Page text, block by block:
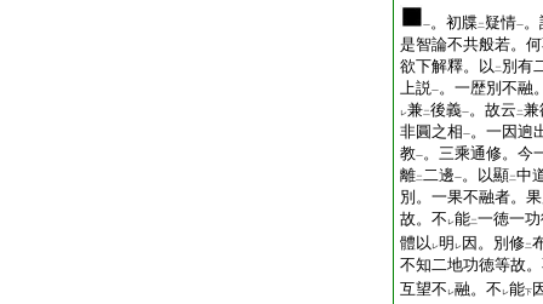
一。初牒二 疑情一。
是智論不共般若。
欲下解釋。以 二 別有
上説一。一歴別不融
レ兼二後義一。故云 二兼
非圓之相一。一因逈
教一。三乘通修。今
離二二邊一。以顯二中
別。一果不融者。
故。不 レ能二一徳一
體以 レ明 レ 因。別修二
不知二地功徳等故
互望不 レ融。不 レ能下